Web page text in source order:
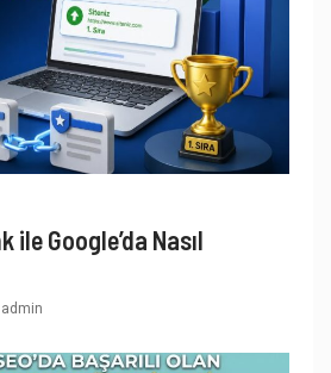
Google’da Nasıl
admin